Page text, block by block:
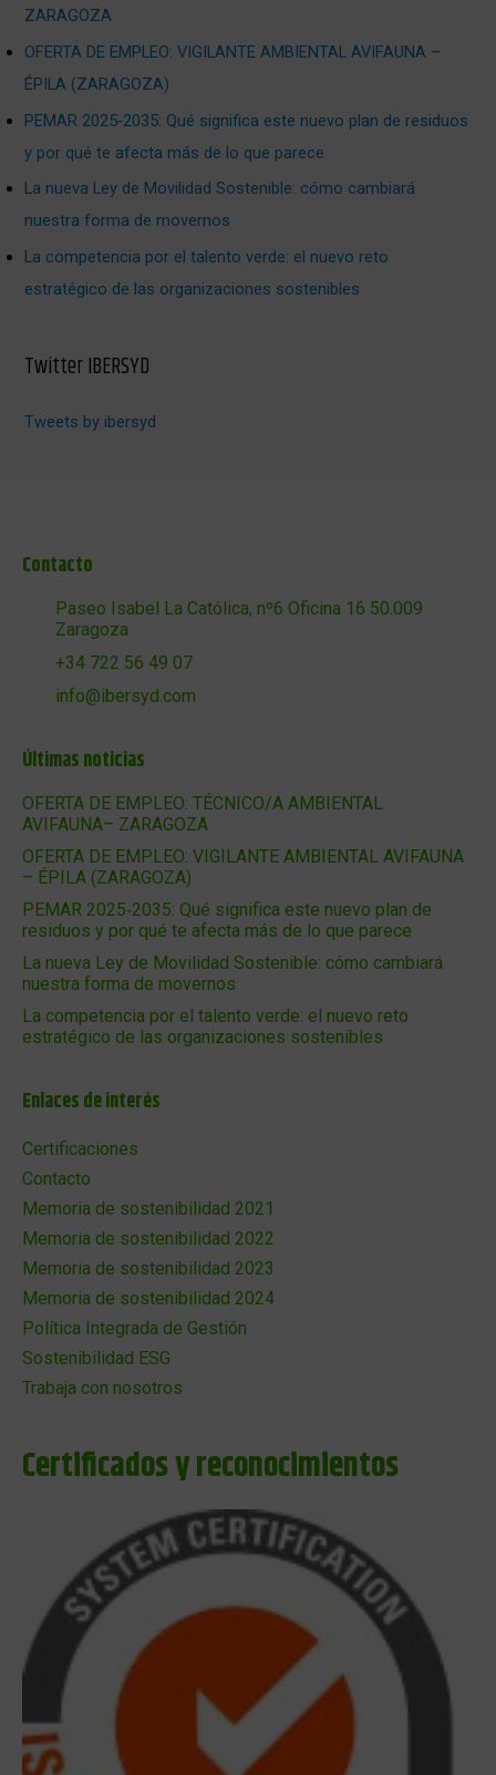
ZARAGOZA
OFERTA DE EMPLEO: VIGILANTE AMBIENTAL AVIFAUNA –
ÉPILA (ZARAGOZA)
PEMAR 2025‑2035: Qué significa este nuevo plan de residuos
y por qué te afecta más de lo que parece
La nueva Ley de Movilidad Sostenible: cómo cambiará
nuestra forma de movernos
La competencia por el talento verde: el nuevo reto
estratégico de las organizaciones sostenibles
Twitter IBERSYD
Tweets by ibersyd
Contacto
Paseo Isabel La Católica, nº6 Oficina 16 50.009
Zaragoza
+34 722 56 49 07
info@ibersyd.com
Últimas noticias
OFERTA DE EMPLEO: TÉCNICO/A AMBIENTAL
AVIFAUNA– ZARAGOZA
OFERTA DE EMPLEO: VIGILANTE AMBIENTAL AVIFAUNA
– ÉPILA (ZARAGOZA)
PEMAR 2025‑2035: Qué significa este nuevo plan de
residuos y por qué te afecta más de lo que parece
La nueva Ley de Movilidad Sostenible: cómo cambiará
nuestra forma de movernos
La competencia por el talento verde: el nuevo reto
estratégico de las organizaciones sostenibles
Enlaces de interés
Certificaciones
Contacto
Memoria de sostenibilidad 2021
Memoria de sostenibilidad 2022
Memoria de sostenibilidad 2023
Memoria de sostenibilidad 2024
Política Integrada de Gestión
Sostenibilidad ESG
Trabaja con nosotros
Certificados y reconocimientos